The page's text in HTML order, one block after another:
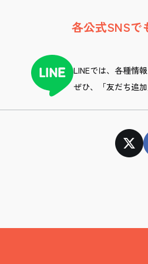
各公式SNSで
LINEでは、各種情
ぜひ、「友だち追